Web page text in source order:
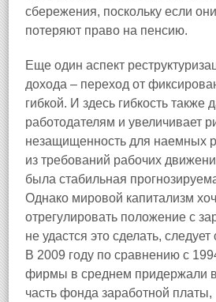
сбережения, поскольку если
потеряют право на пенсию.
Еще один аспект
дохода – переход от
гибкой. И здесь гибкость также
работодателям и увеличивает
незащищенность для наемных
из требований рабочих
была стабильная
Однако мировой капитализм
отрегулировать положение с
не удастся это сделать,
В 2009 году по сравнению с
фирмы в среднем придержали
часть фонда заработной платы,